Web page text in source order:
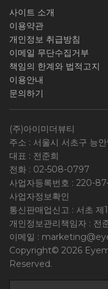
사이트 소개
이용약관
개인정보 취급방침
이메일 무단수집거부
책임의 한계와 법적고지
이용안내
문의하기
(주)아이미더뷰티
주소 : 서울시 서초구 능안
대표 : 전준희
전화 : 02-508-0797
사업자등록번호 : 220-
사업자정보확인
통신판매업신고 : 서초 제
개인정보관리책임자 : 전
이메일 :
Copyright© 2026
Reserved.